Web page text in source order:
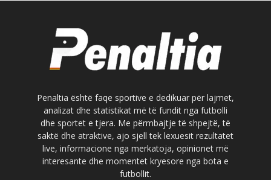
Penaltia është faqe sportive e dedikuar për lajmet,
analizat dhe statistikat më të fundit nga futbolli
dhe sportet e tjera. Me përmbajtje të shpejtë, të
saktë dhe atraktive, ajo sjell tek lexuesit rezultatet
live, informacione nga merkatoja, opinionet më
interesante dhe momentet kryesore nga bota e
futbollit.